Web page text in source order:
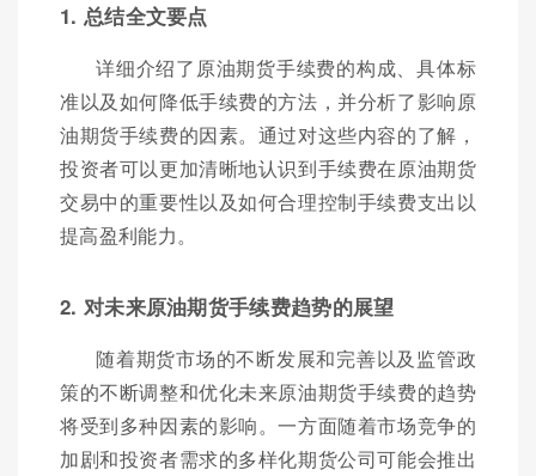
1. 总结全文要点
详细介绍了原油期货手续费的构成、具体标
准以及如何降低手续费的方法，并分析了影响原
油期货手续费的因素。通过对这些内容的了解，
投资者可以更加清晰地认识到手续费在原油期货
交易中的重要性以及如何合理控制手续费支出以
提高盈利能力。
2. 对未来原油期货手续费趋势的展望
随着期货市场的不断发展和完善以及监管政
策的不断调整和优化未来原油期货手续费的趋势
将受到多种因素的影响。一方面随着市场竞争的
加剧和投资者需求的多样化期货公司可能会推出